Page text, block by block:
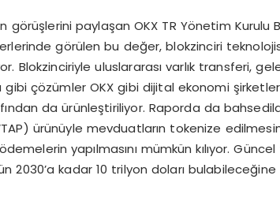
görüşlerini paylaşan OKX TR Yönetim Kurulu
görülen bu değer, blokzinciri
Blokzinciriyle uluslararası varlık transferi,
gibi çözümler OKX gibi dijital ekonomi
da ürünleştiriliyor. Raporda da
ürünüyle mevduatların tokenize
yapılmasını mümkün kılıyor.
2030’a kadar 10 trilyon doları